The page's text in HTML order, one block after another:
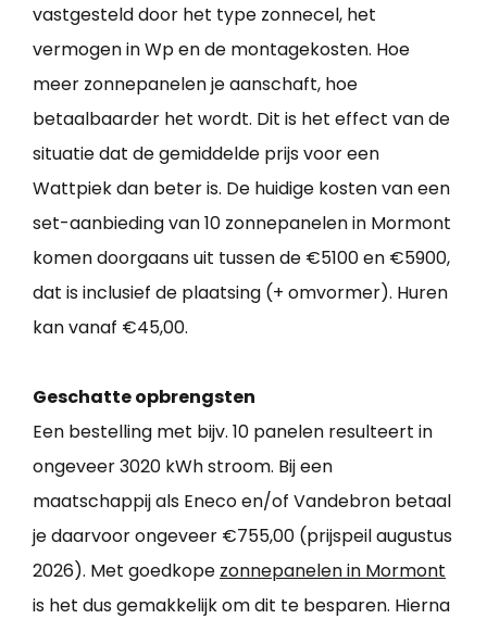
vastgesteld door het type zonnecel, het
vermogen in Wp en de montagekosten. Hoe
meer zonnepanelen je aanschaft, hoe
betaalbaarder het wordt. Dit is het effect van de
situatie dat de gemiddelde prijs voor een
Wattpiek dan beter is. De huidige kosten van een
set-aanbieding van 10 zonnepanelen in Mormont
komen doorgaans uit tussen de €5100 en €5900,
dat is inclusief de plaatsing (+ omvormer). Huren
kan vanaf €45,00.
Geschatte opbrengsten
Een bestelling met bijv. 10 panelen resulteert in
ongeveer 3020 kWh stroom. Bij een
maatschappij als Eneco en/of Vandebron betaal
je daarvoor ongeveer €755,00 (prijspeil augustus
2026). Met goedkope zonnepanelen in Mormont
is het dus gemakkelijk om dit te besparen. Hierna